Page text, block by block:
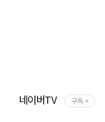
네이버TV 구독 +